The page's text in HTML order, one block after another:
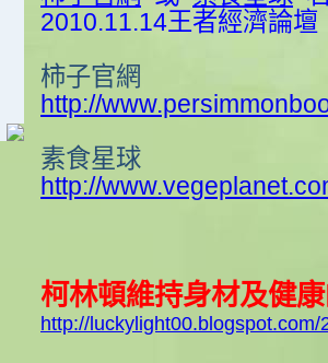
2010.11.14王者經濟論壇
柿子官網
http://
素食星球
http://
柯林頓維持身材及健
http://